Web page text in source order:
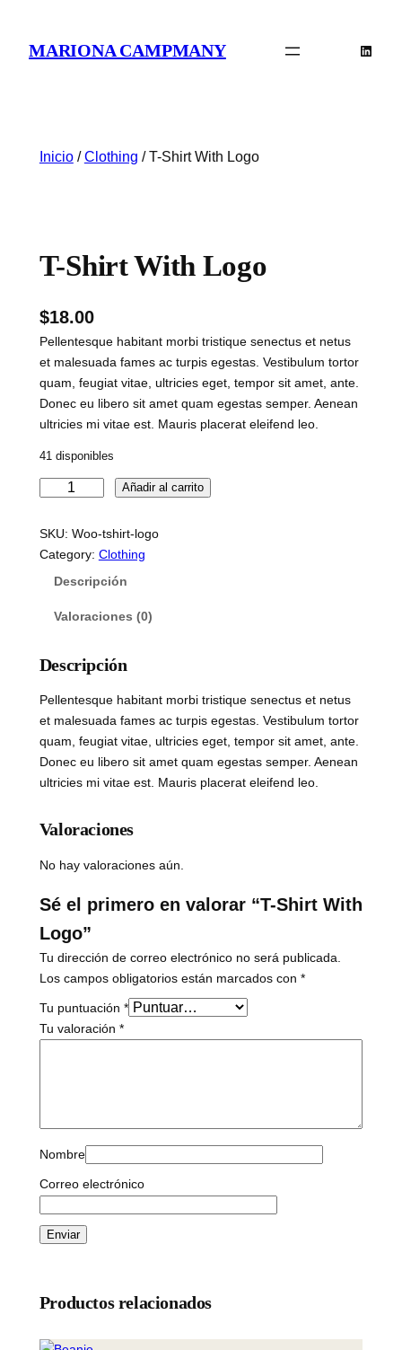
contenido
MARIONA CAMPMANY
Inicio/Clothing / T-Shirt With Logo
T-Shirt With Logo
$18.00
Pellentesque habitant morbi tristique senectus et netus
et malesuada fames ac turpis egestas. Vestibulum tortor
quam, feugiat vitae, ultricies eget, tempor sit amet, ante.
Donec eu libero sit amet quam egestas semper. Aenean
ultricies mi vitae est. Mauris placerat eleifend leo.
41 disponibles
S
h
t
h
g
n
t
d
d
Añadir al carrito
SKU: Woo-tshirt-logo
Category: Clothing
Descripción
Valoraciones (0)
Descripción
Pellentesque habitant morbi tristique senectus et netus
et malesuada fames ac turpis egestas. Vestibulum tortor
quam, feugiat vitae, ultricies eget, tempor sit amet, ante.
Donec eu libero sit amet quam egestas semper. Aenean
ultricies mi vitae est. Mauris placerat eleifend leo.
Valoraciones
No hay valoraciones aún.
Sé el primero en valorar “T-Shirt With
Logo”
Tu dirección de correo electrónico no será publicada.
Los campos obligatorios están marcados con *
Tu puntuación *
Tu valoración *
Nombre
Correo electrónico
Productos relacionados